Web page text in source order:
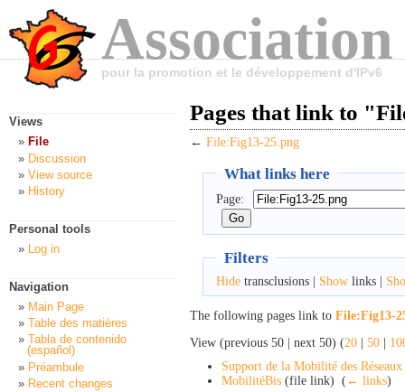
pour la promotion et le développement d'IPv6
Pages that link to
← File:Fig13-25.png
What links here
Page:
Filters
Hidetransclusions | Showlinks |
The following pages link to File:Fig13-
View (previous 50 | next 50) (20 | 50 |
Support de la Mobilité des Réseaux
MobilitéBis (file link) ‎ ( ← links)
Views
File
Discussion
View source
History
Personal tools
Log in
Navigation
Main Page
Table des matières
Tabla de contenido
(español)
Préambule
Recent changes